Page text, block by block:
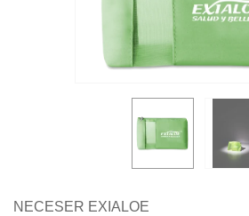
NECESER EXIALOE